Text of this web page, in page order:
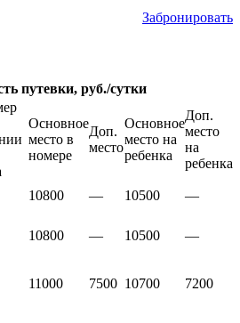
Забронировать
путевки, руб./сутки
Основное
место в
номере
Доп.
место
Основное
место на
ребенка
Доп.
место
на
ребенка
10800 — 10500
—
10800 — 10500 —
11000 7500 10700 7200